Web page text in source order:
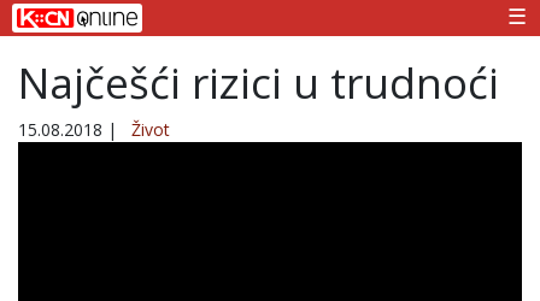
☰
Najčešći rizici u trudnoći
15.08.2018 | Život